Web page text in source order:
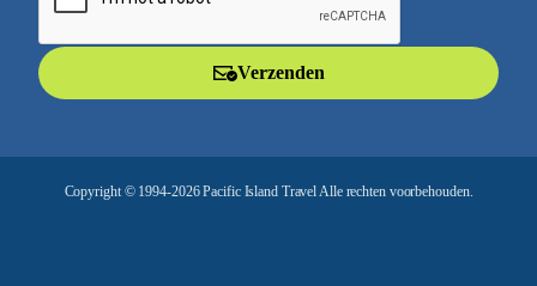
a
Verzenden
Copyright © 1994-2026 Pacific Island Travel Alle rechten voorbehouden.